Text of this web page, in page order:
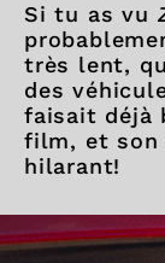
Si tu as vu
très lent,
des
faisait déjà
film, et son
hilarant!